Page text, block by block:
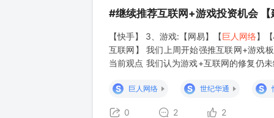
#继续推荐互联网+游戏投资机会
【快手】 3、游戏:【网易】【巨人网络】
互联网】 我们上周开始强推互联网+游戏
当前观点 我们认为游戏+互联网的修复仍
S
巨人网络 S 世纪华通 S
0 2 2